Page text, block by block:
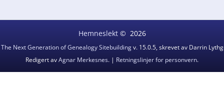
Hemneslekt© 2026
The Next Generation of Genealogy Sitebuildingv. 15.0.5, skrevet av Darrin
Redigert avAgnar Merkesnes. | Retningslinjer for personvern.